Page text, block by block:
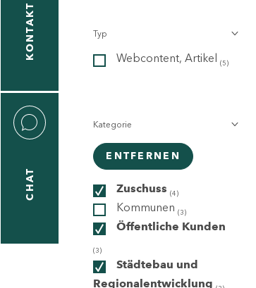
KONTAKT
CHAT
Typ
Webcontent, Artikel (5)
Kategorie
ENTFERNEN
Zuschuss (4)
Kommunen (3)
Öffentliche Kunden
(3)
Städtebau und
Regionalentwicklung